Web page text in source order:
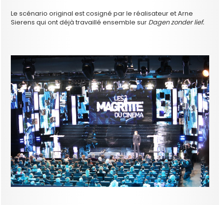
Le scénario original est cosigné par le réalisateur et Arne
Sierens qui ont déjà travaillé ensemble sur Dagen zonder lief.